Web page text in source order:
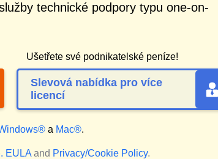
technické podpory typu one-on-
Ušetřete své podnikatelské peníze!
Slevová nabídka pro více
licencí
a Mac®.
EULA and Privacy/Cookie Policy.